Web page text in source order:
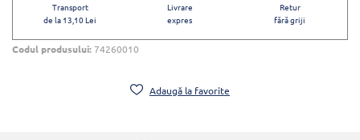
Transport
de la 13,10 Lei
Livrare
expres
Retur
fără griji
Codul produsului:74260010
Adaugă la favorite